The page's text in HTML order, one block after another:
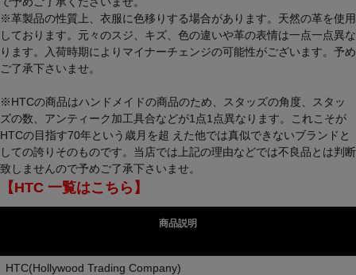
※革製品の性質上、衣服に色移りする場合があります。天然の革を使用
しております。元々のスジ、キズ、色の違いや革の表情は一点一点異な
ります。入荷時期によりマイナーチェンジの可能性がございます。予め
ご了承下さいませ。
※HTCの商品はハンドメイドの商品のため、スタッズの角度、スタッ
ズの数、アンティーク加工具合などが1点1点異なります。これこそが
HTCの目指す70年という歳月を超 えた他では真似できないブランドと
しての誇りそのものです。当店では上記の理由などでは不良品とは判断
致しませんので予めご了承下さいませ。
【HTC 一覧はこちら】
商品説明
HTC(Hollywood Trading Company)